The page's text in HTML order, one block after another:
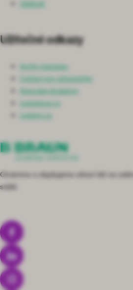
Chráníme a zlepšujeme zdraví lidí na celém
světě.
Události
Užitečné odkazy
Archiv časopisu
Cvičení pro zdravotníky
Aesculap Academy
Lepsipece.cz
Ledviny.cz